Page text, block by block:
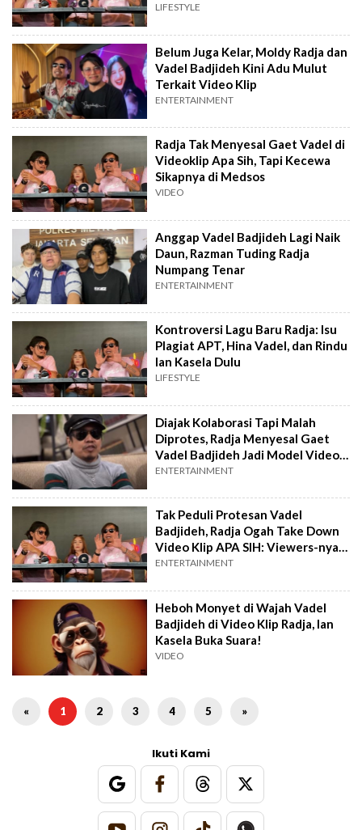
LIFESTYLE
Belum Juga Kelar, Moldy Radja dan
Vadel Badjideh Kini Adu Mulut
Terkait Video Klip
ENTERTAINMENT
Radja Tak Menyesal Gaet Vadel di
Videoklip Apa Sih, Tapi Kecewa
Sikapnya di Medsos
VIDEO
Anggap Vadel Badjideh Lagi Naik
Daun, Razman Tuding Radja
Numpang Tenar
ENTERTAINMENT
Kontroversi Lagu Baru Radja: Isu
Plagiat APT, Hina Vadel, dan Rindu
Ian Kasela Dulu
LIFESTYLE
Diajak Kolaborasi Tapi Malah
Diprotes, Radja Menyesal Gaet
Vadel Badjideh Jadi Model Video
Klip?
ENTERTAINMENT
Tak Peduli Protesan Vadel
Badjideh, Radja Ogah Take Down
Video Klip APA SIH: Viewers-nya
Sudah Lumayan!
ENTERTAINMENT
Heboh Monyet di Wajah Vadel
Badjideh di Video Klip Radja, Ian
Kasela Buka Suara!
VIDEO
« 1 2 3 4 5 »
Ikuti Kami